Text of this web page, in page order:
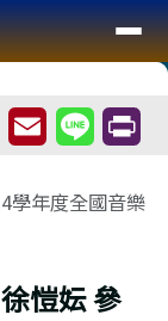
學年度全國音樂
愷妘 參